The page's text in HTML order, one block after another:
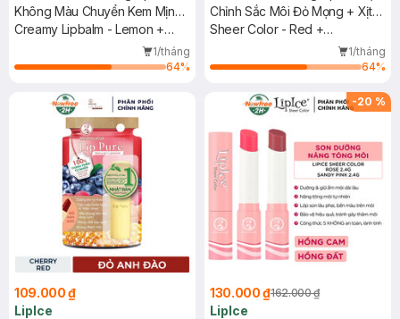
Không Màu Chuyển Kem Mịn
(Hương Chanh + Hương Dâu +
Creamy Lipbalm - Lemon +
1/tháng
64%
Chỉnh Sắc Môi Đỏ Mọng + Xịt
Khử Mùi Refre Hương Sang
Sheer Color - Red +
Deodorant Whitening Perfume
- Deluxe
1/tháng
64%
109.000 ₫
LipIce
-20 %
130.000 ₫162.000 ₫
LipIce